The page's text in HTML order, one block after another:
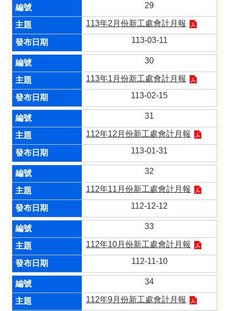
29
113年2月份新工處會計月報
113-03-11
30
113年1月份新工處會計月報
113-02-15
31
112年12月份新工處會計月報
113-01-31
32
112年11月份新工處會計月報
112-12-12
33
112年10月份新工處會計月報
112-11-10
34
112年9月份新工處會計月報